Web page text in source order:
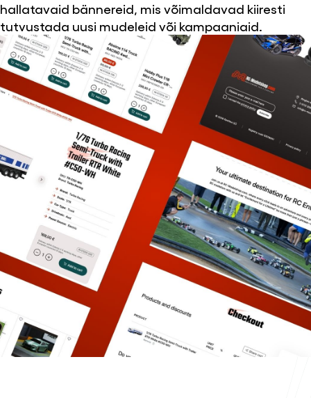
hallatavaid bännereid, mis võimaldavad kiiresti
tutvustada uusi mudeleid või kampaaniaid.